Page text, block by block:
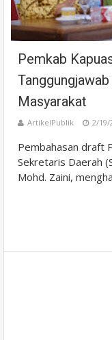
Pemkab
Masyarakat
ArtikelPublik 2/19/
Pembahasan draft
Sekretaris Daerah
Mohd. Zaini,